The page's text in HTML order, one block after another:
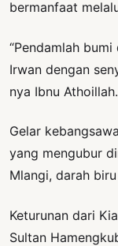
bermanfaat
“Pendamlah
Irwan dengan
nya Ibnu Athoillah.
Gelar
yang mengubur
Mlangi, darah
Keturunan dari
Sultan